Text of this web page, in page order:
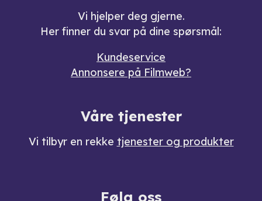
Vi hjelper deg gjerne.
Her finner du svar på dine spørsmål:
Kundeservice
Annonsere på Filmweb?
Våre tjenester
Vi tilbyr en rekke tjenester og produkter
Følg oss